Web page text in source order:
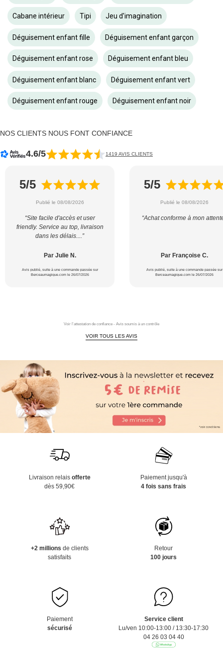
Cabane intérieur Tipi Jeu d'imagination
Déguisement enfant fille Déguisement enfant garçon
Déguisement enfant rose Déguisement enfant bleu
Déguisement enfant blanc Déguisement enfant vert
Déguisement enfant rouge Déguisement enfant noir
NOS CLIENTS NOUS FONT CONFIANCE
4.6/5 1419 AVIS CLIENTS
5/5
Publié le 08/08/2026
“Site facile d'accès et user
friendly. Service au top, livraison
dans les délais....”
Par Julie N.
Avis publié, suite à une commande passée sur
Berceaumagique.com le 26/07/2026
5/5
Publié le 08/08/2026
“Achat conforme à mon
Par Françoise C.
Avis publié, suite à une commande passée sur
Berceaumagique.com le 26/07/2026
Voir l'attestation de confiance - Avis soumis à un contrôle
VOIR TOUS LES AVIS
Livraison relais offerte
dès 59,90€
Paiement jusqu'à
4 fois sans frais
+2 millions de clients
satisfaits
Retour
100 jours
Paiement
sécurisé
Service client
Lu/ven 10:00-13:00 / 13:30-17:30
04 26 03 04 40